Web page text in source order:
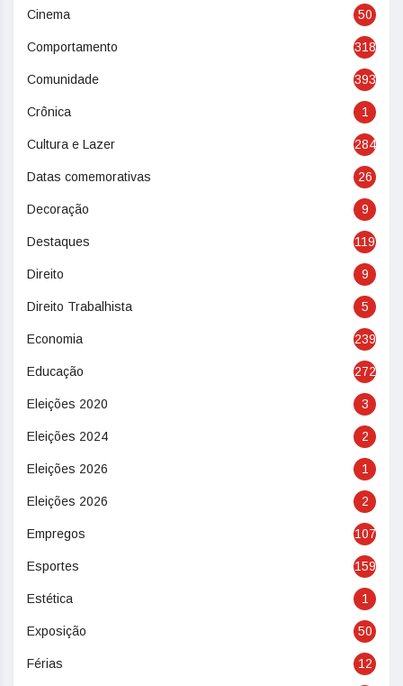
Cinema 50
Comportamento 318
Comunidade 393
Crônica 1
Cultura e Lazer 284
Datas comemorativas 26
Decoração 9
Destaques 119
Direito 9
Direito Trabalhista 5
Economia 239
Educação 272
Eleições 2020 3
Eleições 2024 2
Eleições 2026 1
Eleições 2026 2
Empregos 107
Esportes 159
Estética 1
Exposição 50
Férias 12